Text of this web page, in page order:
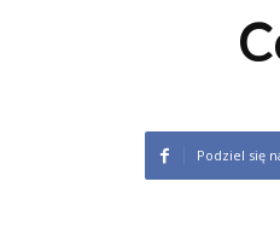
Podziel się